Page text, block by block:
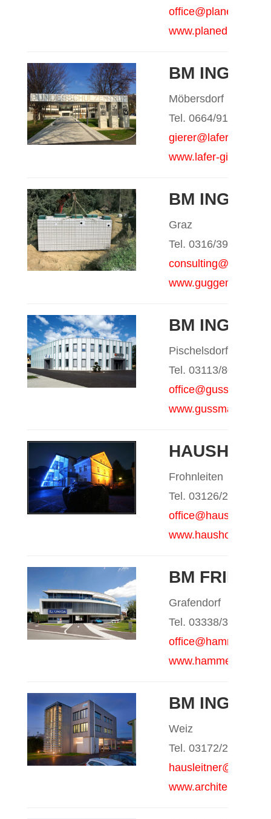
office@planed.at
www.planed.at
BM ING.
Möbersdorf
Tel. 0664/9112007
gierer@lafer-gierer.at
www.lafer-gierer.at
BM ING.
Graz
Tel. 0316/392218
www.guggemos.at
BM ING.
Pischelsdorf
Tel. 03113/8064
office@gussmagg-
www.gussmagg-
Frohnleiten
Tel. 03126/2637-0
office@haushofer.at
www.haushofer.at
BM
Grafendorf
Tel. 03338/3692
office@hammerl-
www.hammerl-
BM ING.
Weiz
Tel. 03172/2531